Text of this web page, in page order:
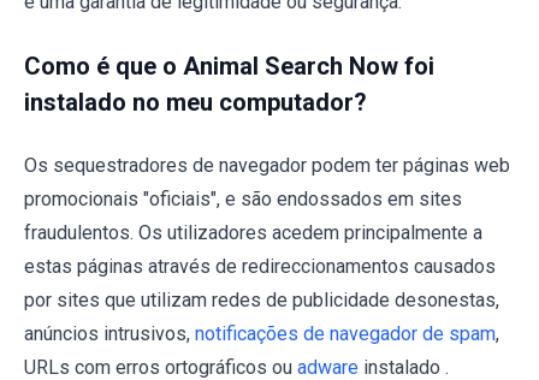
Como é que o Animal Search Now foi
instalado no meu computador?
Os sequestradores de navegador podem ter páginas web
promocionais "oficiais", e são endossados em sites
fraudulentos. Os utilizadores acedem principalmente a
estas páginas através de redireccionamentos causados
por sites que utilizam redes de publicidade desonestas,
anúncios intrusivos, notificações de navegador de spam,
URLs com erros ortográficos ou adware instalado .